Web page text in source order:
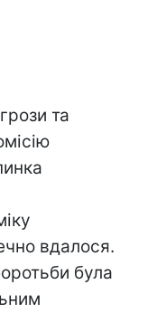
та
вдалося.
була